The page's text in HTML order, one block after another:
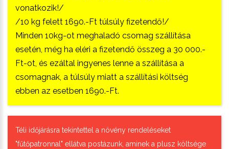
vonatkozik!/
/10 kg felett 1690.-Ft túlsúly fizetendő!/
Minden 10kg-ot meghaladó csomag szállítása
esetén, még ha eléri a fizetendő összeg a 30 000.-
Ft-ot, és ezáltal ingyenes lenne a szállítása a
csomagnak, a túlsúly miatt a szállítási költség
ebben az esetben 1690.-Ft.
Téli időjárásra tekintettel a növény rendeléseket
"fűtőpatronnal" ellátva postázunk, aminek a plusz költsége